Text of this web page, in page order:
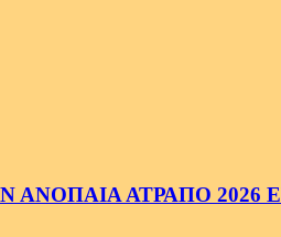
ΑΤΡΑΠΟ 2026